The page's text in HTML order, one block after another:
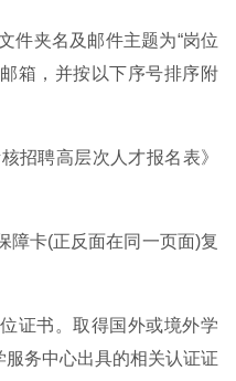
件夹名及邮件主题为“岗位
箱，并按以下序号排序附
招聘高层次人才报名表》
障卡(正反面在同一页面)复
证书。取得国外或境外学
务中心出具的相关认证证